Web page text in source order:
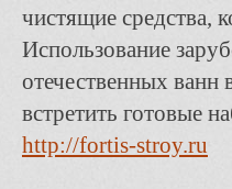
чистящие средства,
Использование
отечественных
встретить готовые
http://fortis-stroy.ru